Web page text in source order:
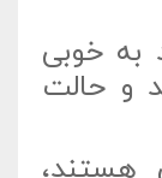
به خوبی
و حالت